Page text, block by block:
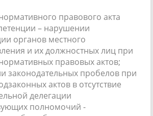
правового акта
– нарушении
органов местного
и их должностных лиц при
правовых актов;
законодательных пробелов при
актов в отсутствие
делегации
полномочий -